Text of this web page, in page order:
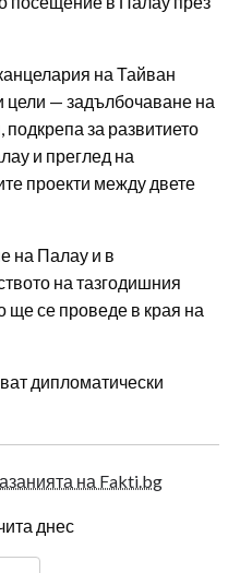
на Тайван
цели — задълбочаване на
за развитието
и преглед на
проекти между двете
на Палау и в
на тазгодишния
ще се проведе в края на
дипломатически
на Fakti.bg
днес